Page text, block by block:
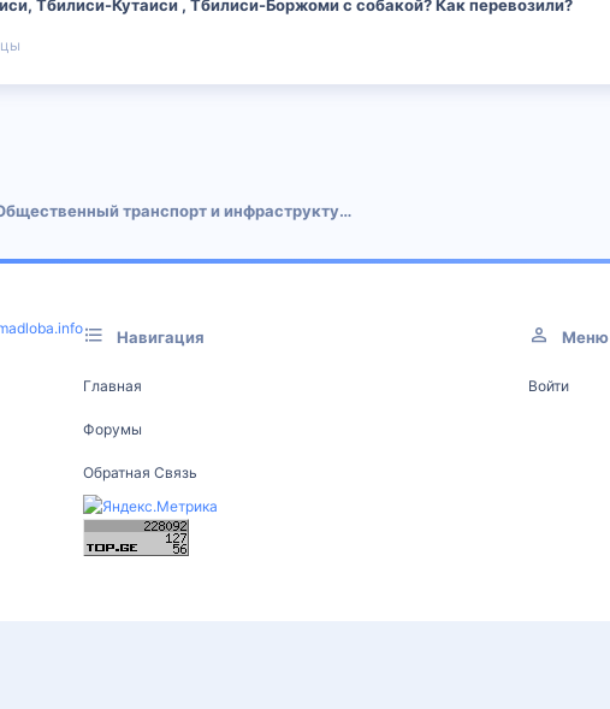
Тбилиси-Кутаиси , Тбилиси-Боржоми с собакой? Как перевозили?
Общественный транспорт и инфраструктура
Навигация
Главная
Форумы
Обратная Связь
Меню
Войти